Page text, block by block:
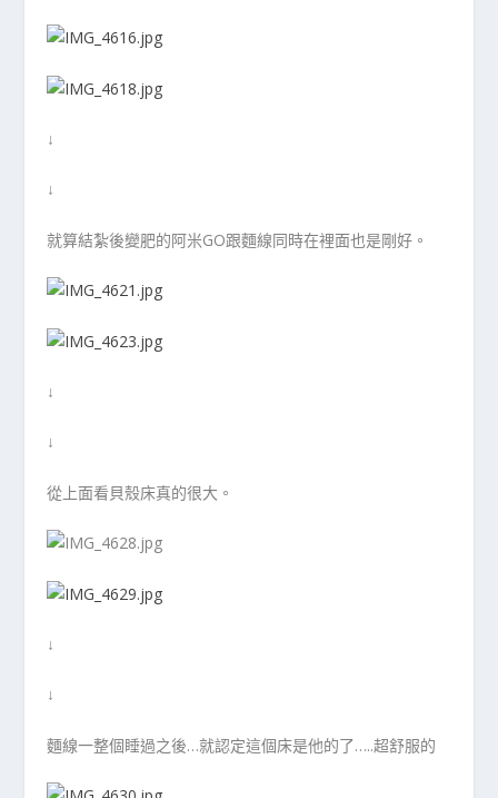
↓
↓
就算結紮後變肥的阿米GO跟麵線同時在裡面也是剛好。
↓
↓
從上面看貝殼床真的很大。
↓
↓
麵線一整個睡過之後…就認定這個床是他的了…..超舒服的